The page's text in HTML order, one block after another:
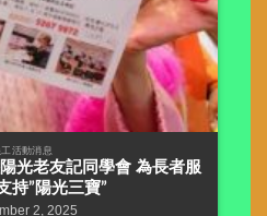
活動消息
光老友記同學會 為長者服
持”陽光三寶”
2, 2025